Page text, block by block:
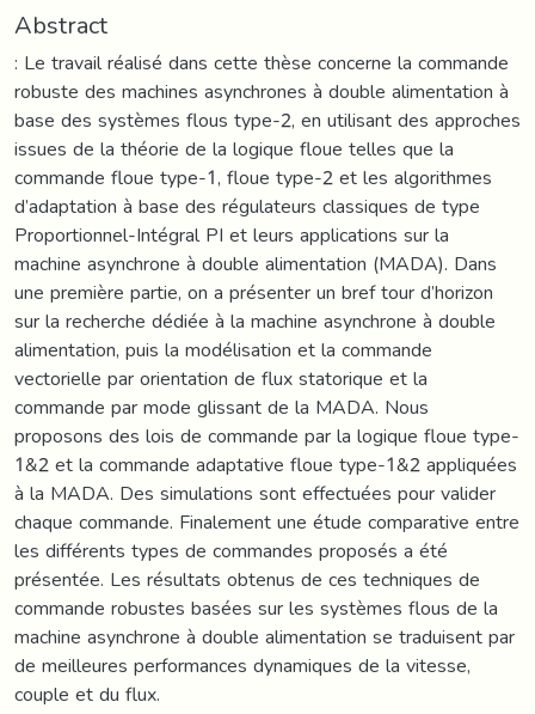
Abstract
: Le travail réalisé dans cette thèse concerne la commande
robuste des machines asynchrones à double alimentation à
base des systèmes flous type-2, en utilisant des approches
issues de la théorie de la logique floue telles que la
commande floue type-1, floue type-2 et les algorithmes
d’adaptation à base des régulateurs classiques de type
Proportionnel-Intégral PI et leurs applications sur la
machine asynchrone à double alimentation (MADA). Dans
une première partie, on a présenter un bref tour d’horizon
sur la recherche dédiée à la machine asynchrone à double
alimentation, puis la modélisation et la commande
vectorielle par orientation de flux statorique et la
commande par mode glissant de la MADA. Nous
proposons des lois de commande par la logique floue type-
1&2 et la commande adaptative floue type-1&2 appliquées
à la MADA. Des simulations sont effectuées pour valider
chaque commande. Finalement une étude comparative entre
les différents types de commandes proposés a été
présentée. Les résultats obtenus de ces techniques de
commande robustes basées sur les systèmes flous de la
machine asynchrone à double alimentation se traduisent par
de meilleures performances dynamiques de la vitesse,
couple et du flux.